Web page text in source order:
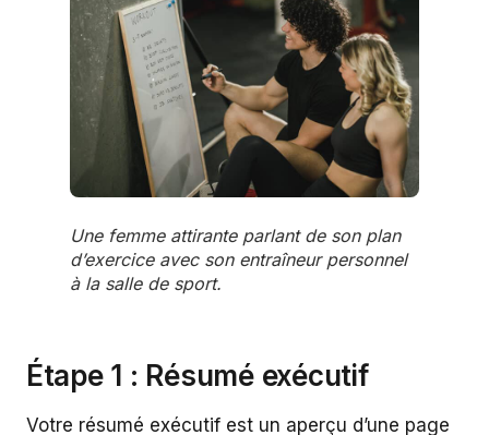
Une femme attirante parlant de son plan
d’exercice avec son entraîneur personnel
à la salle de sport.
Étape 1 : Résumé exécutif
Votre résumé exécutif est un aperçu d’une page